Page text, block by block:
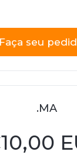
seu
.MA
10,00